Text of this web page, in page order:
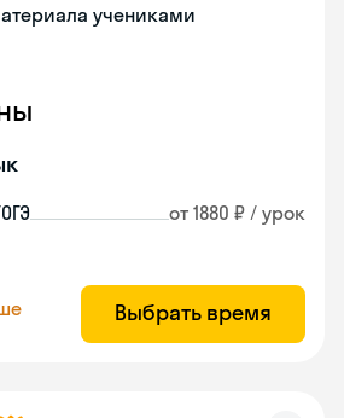
учениками
от 1880 ₽ / урок
Выбрать время